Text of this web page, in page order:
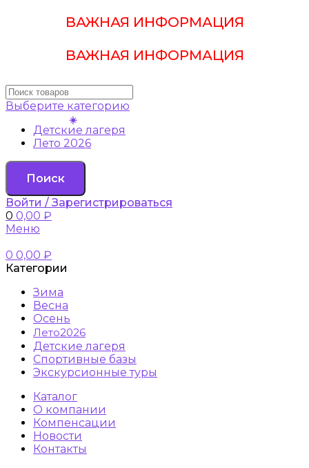
ВАЖНАЯ ИНФОРМАЦИЯ
ВАЖНАЯ ИНФОРМАЦИЯ
Выберите категорию
Детские лагеря
Лето 2026
Поиск
Войти / Зарегистрироваться
0 0,00 ₽
Меню
0 0,00 ₽
Категории
Зима
Весна
Осень
Лето2026
Детские лагеря
Спортивные базы
Экскурсионные туры
Каталог
О компании
Компенсации
Новости
Контакты